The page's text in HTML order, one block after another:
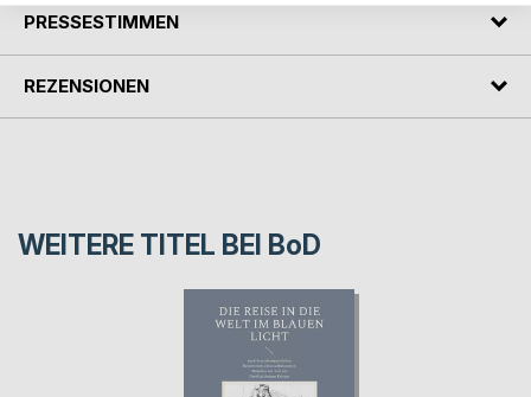
PRESSESTIMMEN
REZENSIONEN
WEITERE TITEL BEI BoD